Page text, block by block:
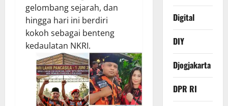
gelombang sejarah, dan
hingga hari ini berdiri
kokoh sebagai benteng
kedaulatan NKRI.
Digital
DIY
Djogjakarta
DPR RI